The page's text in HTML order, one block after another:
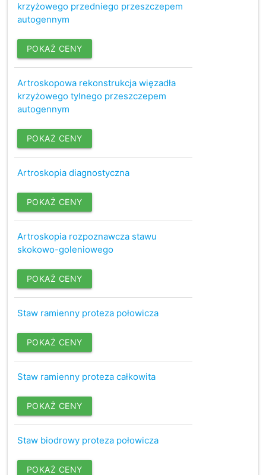
krzyżowego przedniego przeszczepem
autogennym
POKAŻ CENY
Artroskopowa rekonstrukcja więzadła
krzyżowego tylnego przeszczepem
autogennym
POKAŻ CENY
Artroskopia diagnostyczna
POKAŻ CENY
Artroskopia rozpoznawcza stawu
skokowo-goleniowego
POKAŻ CENY
Staw ramienny proteza połowicza
POKAŻ CENY
Staw ramienny proteza całkowita
POKAŻ CENY
Staw biodrowy proteza połowicza
POKAŻ CENY